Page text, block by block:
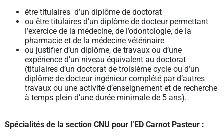
être titulaires d’un diplôme de doctorat
ou être titulaires d’un diplôme de docteur permettant
l’exercice de la médecine, de l’odontologie, de la
pharmacie et de la médecine vétérinaire
ou justifier d’un diplôme, de travaux ou d’une
expérience d’un niveau équivalent au doctorat
(titulaires d’un doctorat de troisième cycle ou d’un
diplôme de docteur ingénieur complété par d’autres
travaux ou une activité d’enseignement et de recherche
à temps plein d’une durée minimale de 5 ans).
Spécialités de la section CNU pour l’ED Carnot Pasteur :